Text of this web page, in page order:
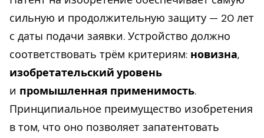
сильную и продолжительную защиту — 20 лет
с даты подачи заявки. Устройство должно
соответствовать трём критериям: новизна,
изобретательский уровень
и промышленная применимость.
Принципиальное преимущество изобретения
в том, что оно позволяет запатентовать